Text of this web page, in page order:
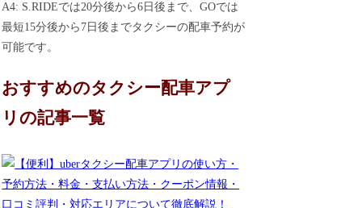
A4: S.RIDEでは20分後から6日後まで、GOでは
最短15分後から7日後までタクシーの配車予約が
可能です。
おすすめのタクシー配車アプ
リの記事一覧